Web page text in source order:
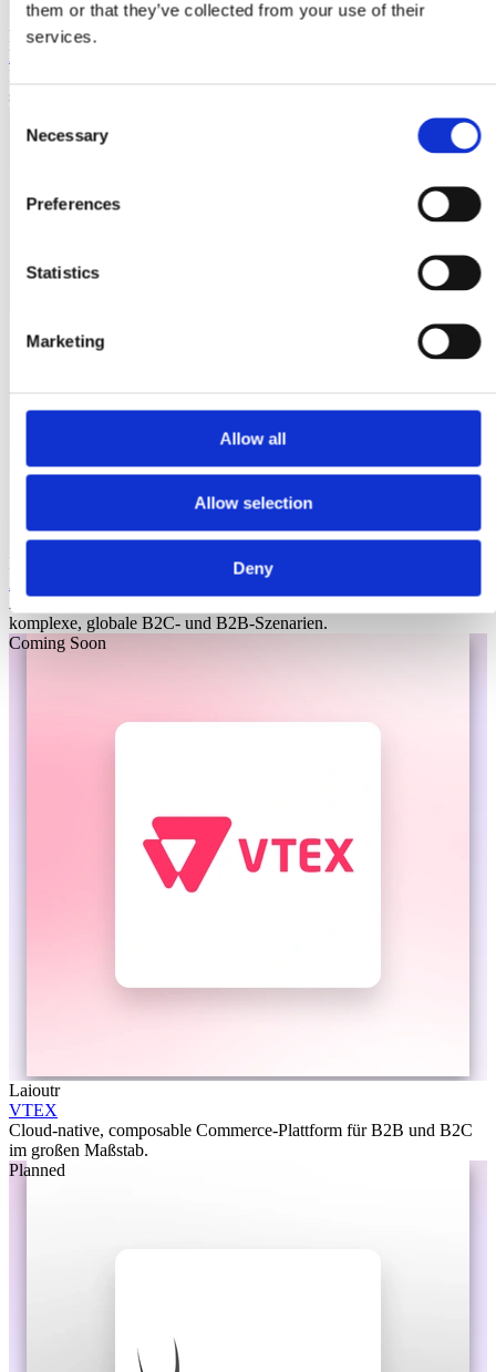
them or that they’ve collected from your use of their
services.
Selection
Necessary
Preferences
Statistics
Marketing
Allow all
Allow selection
Deny
Laioutr
Emporix
Emporix ist eine composable, API-first Commerce-Plattform für
skalierbare B2B- und B2C-Szenarien.
Laioutr
Adobe Commerce ist eine Enterprise-Commerce-Plattform für
komplexe, globale B2C- und B2B-Szenarien.
Coming Soon
Laioutr
VTEX
Cloud-native, composable Commerce-Plattform für B2B und B2C
im großen Maßstab.
Planned